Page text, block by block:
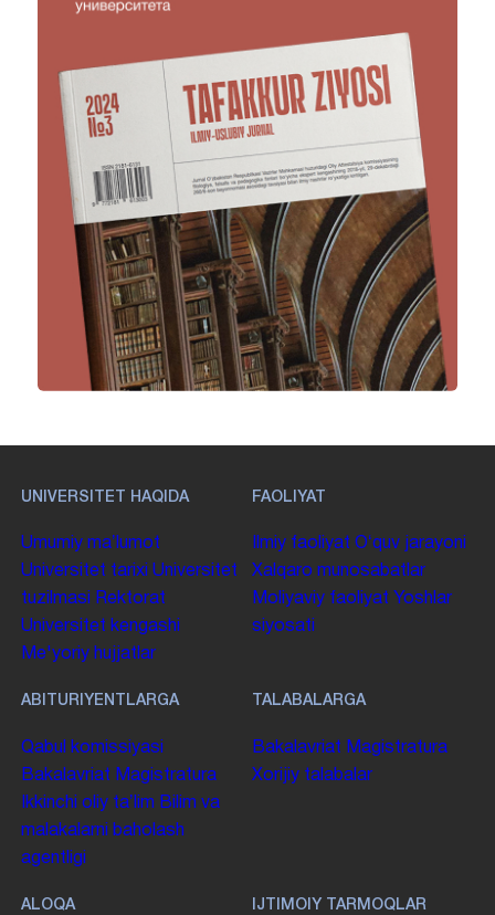
UNIVERSITET HAQIDA
Umumiy maʼlumot
Universitet tarixi Universitet
tuzilmasi
Rektorat
Universitet kengashi
Me'yoriy hujjatlar
FAOLIYAT
Ilmiy faoliyat Oʻquv jarayoni
Xalqaro munosabatlar
Moliyaviy faoliyat Yoshlar
siyosati
ABITURIYENTLARGA
Qabul komissiyasi
Bakalavriat Magistratura
Ikkinchi oliy taʼlim Bilim va
malakalarni baholash
agentligi
TALABALARGA
Bakalavriat Magistratura
Xorijiy talabalar
ALOQA IJTIMOIY TARMOQLAR